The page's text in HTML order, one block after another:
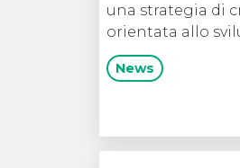
una strategia di
orientata allo
News